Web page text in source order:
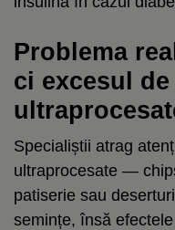
Problema
ci excesul
Specialiștii atrag
ultraprocesate —
patiserie sau
semințe, însă